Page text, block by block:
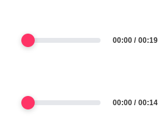
00:00 00:19
00:00 00:14